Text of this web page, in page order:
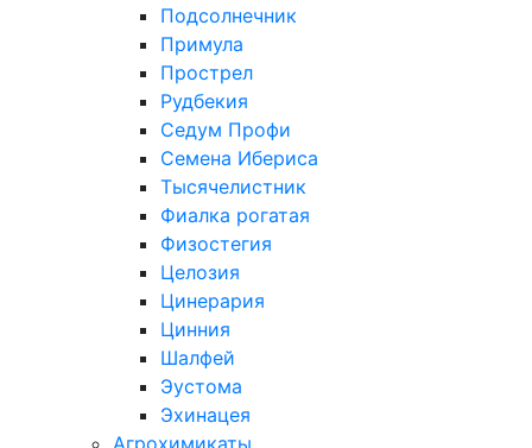
Подсолнечник
Примула
Прострел
Рудбекия
Седум Профи
Семена Ибериса
Тысячелистник
Фиалка рогатая
Физостегия
Целозия
Цинерария
Цинния
Шалфей
Эустома
Эхинацея
Агрохимикаты